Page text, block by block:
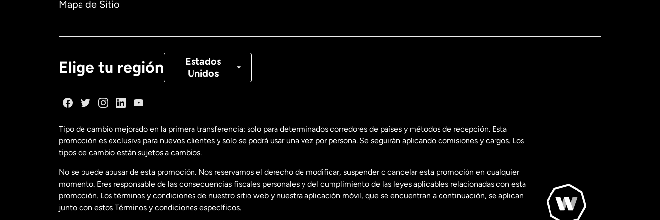
Mapa de Sitio
Elige tu región
Estados
Unidos
Canadá Français
Estados Unidos English
Estados Unidos Español
Francia
Tipo de cambio mejorado en la primera transferencia: solo para determinados corredores de países y métodos de recepción. Esta
promoción es exclusiva para nuevos clientes y solo se podrá usar una vez por persona. Se seguirán aplicando comisiones y cargos. Los
tipos de cambio están sujetos a cambios.
No se puede abusar de esta promoción. Nos reservamos el derecho de modificar, suspender o cancelar esta promoción en cualquier
momento. Eres responsable de las consecuencias fiscales personales y del cumplimiento de las leyes aplicables relacionadas con esta
promoción. Los términos y condiciones de nuestro sitio web y nuestra aplicación móvil, que se encuentran a continuación, se aplican
junto con estos Términos y condiciones específicos.